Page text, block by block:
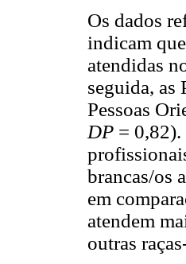
Os dados
indicam
atendidas
seguida, as
Pessoas
DP = 0,82).
brancas/os
em
atendem
outras